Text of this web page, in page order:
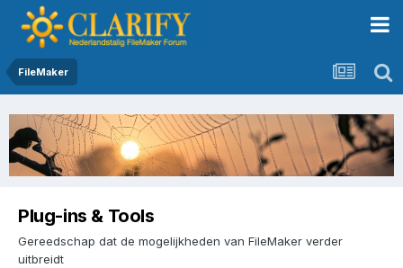
FileMaker
Plug-ins & Tools
Gereedschap dat de mogelijkheden van FileMaker verder
uitbreidt